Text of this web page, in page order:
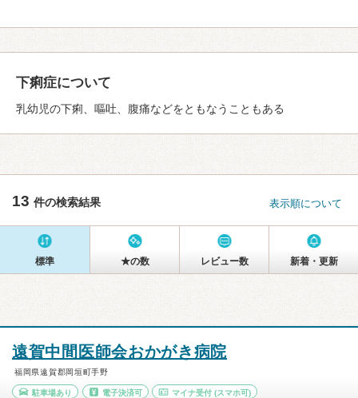
下痢症について
乳幼児の下痢、嘔吐、腹痛などをともなうこともある
13 件の検索結果 表示順について
標準 ★の数 レビュー数 新着・更新
遠賀中間医師会おかがき病院
福岡県遠賀郡岡垣町手野
駐車場あり 電子決済可 マイナ受付 (スマホ可)